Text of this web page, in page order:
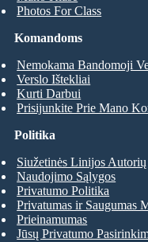
Photos For Class
Komandoms
Nemokama Bandomoji
Verslo Ištekliai
Kurti Darbui
Prisijunkite Prie Mano
Politika
Siužetinės Linijos
Naudojimo Sąlygos
Privatumo Politika
Privatumas ir Saugumas
Prieinamumas
Jūsų Privatumo